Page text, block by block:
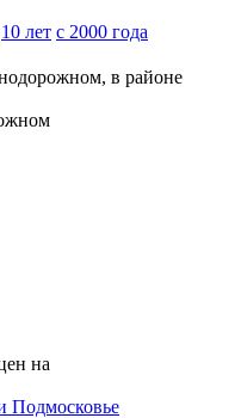
10 лет с 2000 года
на
Подмосковье